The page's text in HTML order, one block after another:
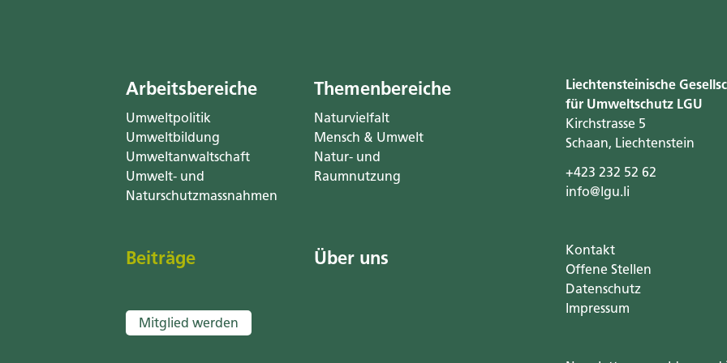
Arbeitsbereiche
Umweltpolitik
Umweltbildung
Umweltanwaltschaft
Umwelt- und
Naturschutzmassnahmen
Themenbereiche
Naturvielfalt
Mensch & Umwelt
Natur- und
Raumnutzung
Beiträge Über uns
Mitglied werden
Liechtensteinische
für Umweltschutz LGU
Kirchstrasse 5
Schaan, Liechtenstein
+423 232 52 62
info@lgu.li
Kontakt
Offene Stellen
Datenschutz
Impressum